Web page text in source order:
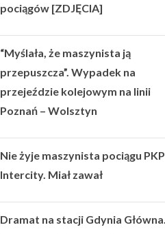
pociągów [ZDJĘCIA]
“Myślała, że maszynista ją
przepuszcza”. Wypadek na
przejeździe kolejowym na linii
Poznań – Wolsztyn
Nie żyje maszynista pociągu PKP
Intercity. Miał zawał
Dramat na stacji Gdynia Główna.